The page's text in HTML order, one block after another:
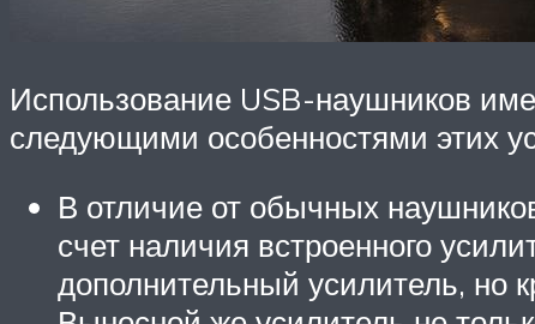
Использование USB-наушников
следующими особенностями этих
В отличие от обычных
счет наличия встроенного
дополнительный усилитель, но